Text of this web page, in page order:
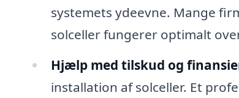
systemets ydeevne. Mange
solceller fungerer optimalt
Hjælp med tilskud og
installation af solceller. Et